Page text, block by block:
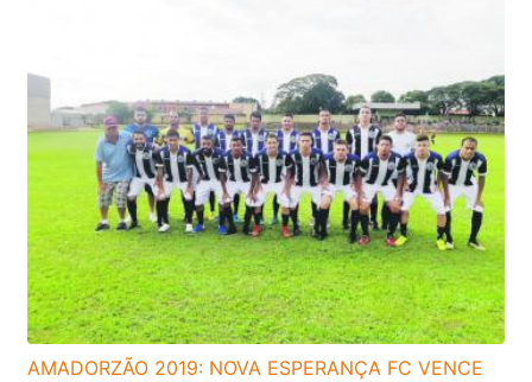
AMADORZÃO 2019: NOVA ESPERANÇA FC VENCE